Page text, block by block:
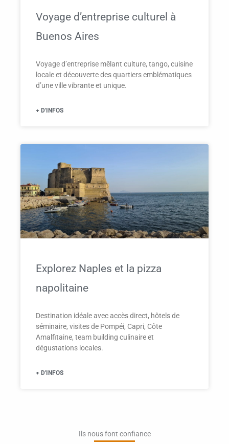
Voyage d’entreprise culturel à
Buenos Aires
Voyage d’entreprise mêlant culture, tango, cuisine
locale et découverte des quartiers emblématiques
d’une ville vibrante et unique.
+ D'INFOS
Explorez Naples et la pizza
napolitaine
Destination idéale avec accès direct, hôtels de
séminaire, visites de Pompéi, Capri, Côte
Amalfitaine, team building culinaire et
dégustations locales.
+ D'INFOS
Ils nous font confiance​